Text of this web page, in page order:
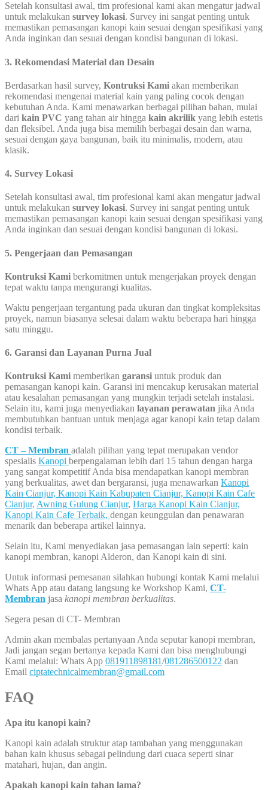
Setelah konsultasi awal, tim profesional kami akan mengatur jadwal
untuk melakukan survey lokasi. Survey ini sangat penting untuk
memastikan pemasangan kanopi kain sesuai dengan spesifikasi yang
Anda inginkan dan sesuai dengan kondisi bangunan di lokasi.
3. Rekomendasi Material dan Desain
Berdasarkan hasil survey, Kontruksi Kami akan memberikan
rekomendasi mengenai material kain yang paling cocok dengan
kebutuhan Anda. Kami menawarkan berbagai pilihan bahan, mulai
dari kain PVC yang tahan air hingga kain akrilik yang lebih estetis
dan fleksibel. Anda juga bisa memilih berbagai desain dan warna,
sesuai dengan gaya bangunan, baik itu minimalis, modern, atau
klasik.
4. Survey Lokasi
Setelah konsultasi awal, tim profesional kami akan mengatur jadwal
untuk melakukan survey lokasi. Survey ini sangat penting untuk
memastikan pemasangan kanopi kain sesuai dengan spesifikasi yang
Anda inginkan dan sesuai dengan kondisi bangunan di lokasi.
5. Pengerjaan dan Pemasangan
Kontruksi Kami berkomitmen untuk mengerjakan proyek dengan
tepat waktu tanpa mengurangi kualitas.
Waktu pengerjaan tergantung pada ukuran dan tingkat kompleksitas
proyek, namun biasanya selesai dalam waktu beberapa hari hingga
satu minggu.
6. Garansi dan Layanan Purna Jual
Kontruksi Kami memberikan garansi untuk produk dan
pemasangan kanopi kain. Garansi ini mencakup kerusakan material
atau kesalahan pemasangan yang mungkin terjadi setelah instalasi.
Selain itu, kami juga menyediakan layanan perawatan jika Anda
membutuhkan bantuan untuk menjaga agar kanopi kain tetap dalam
kondisi terbaik.
CT – Membran adalah pilihan yang tepat merupakan vendor
spesialis Kanopi berpengalaman lebih dari 15 tahun dengan harga
yang sangat kompetitif Anda bisa mendapatkan kanopi membran
yang berkualitas, awet dan bergaransi, juga menawarkan Kanopi
Kain Cianjur, Kanopi Kain Kabupaten Cianjur, Kanopi Kain Cafe
Cianjur, Awning Gulung Cianjur, Harga Kanopi Kain Cianjur,
Kanopi Kain Cafe Terbaik, dengan keunggulan dan penawaran
menarik dan beberapa artikel lainnya.
Selain itu, Kami menyediakan jasa pemasangan lain seperti: kain
kanopi membran, kanopi Alderon, dan Kanopi kain di sini.
Untuk informasi pemesanan silahkan hubungi kontak Kami melalui
Whats App atau datang langsung ke Workshop Kami, CT-
Membran jasa kanopi membran berkualitas.
Segera pesan di CT- Membran
Admin akan membalas pertanyaan Anda seputar kanopi membran,
Jadi jangan segan bertanya kepada Kami dan bisa menghubungi
Kami melalui: Whats App 081911898181/081286500122 dan
Email ciptatechnicalmembran@gmail.com
FAQ
Apa itu kanopi kain?
Kanopi kain adalah struktur atap tambahan yang menggunakan
bahan kain khusus sebagai pelindung dari cuaca seperti sinar
matahari, hujan, dan angin.
Apakah kanopi kain tahan lama?